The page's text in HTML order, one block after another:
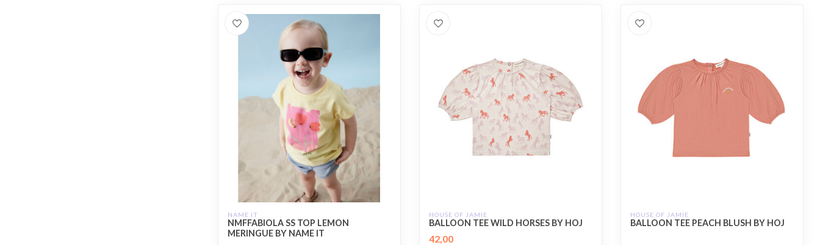
NAME IT
NMFFABIOLA SS TOP LEMON
MERINGUE BY NAME IT
HOUSE OF JAMIE
BALLOON TEE WILD HORSES BY HOJ
42,00
HOUSE OF JAMIE
BALLOON TEE PEACH BLUSH BY HOJ